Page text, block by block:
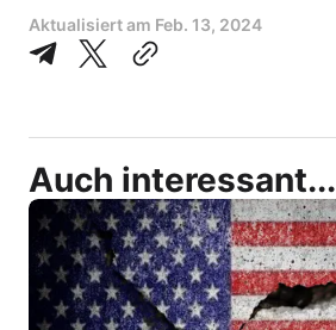
Aktualisiert am Feb. 13, 2024
Auch interessant...